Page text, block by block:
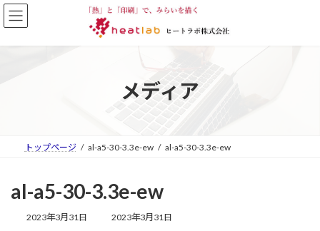
コ
ン
ン
ナ
ビ
ー
メディア
トップページ al-a5-30-3.3e-ew al-a5-30-3.3e-ew
al-a5-30-3.3e-ew
2023年3月31日
最
2023年3月31日